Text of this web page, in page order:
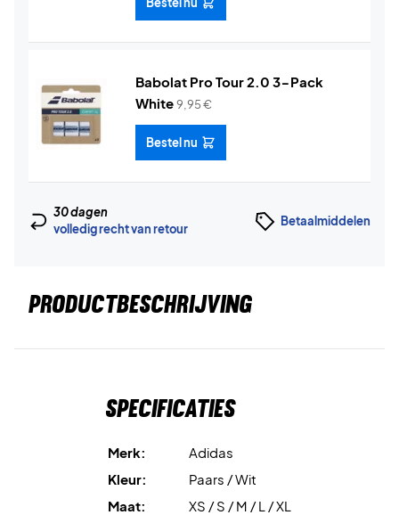
Babolat Pro Tour 2.0 3-Pack
White9,95€
Bestel nu
30 dagen
volledig recht van retour
Betaalmiddelen
PRODUCTBESCHRIJVING
Specificaties
Merk:
Adidas
Kleur:
Paars / Wit
Maat:
XS / S / M / L / XL